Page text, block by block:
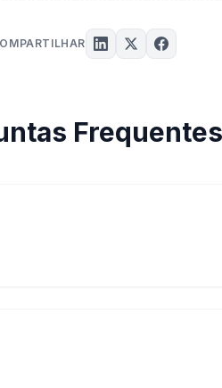
Frequentes